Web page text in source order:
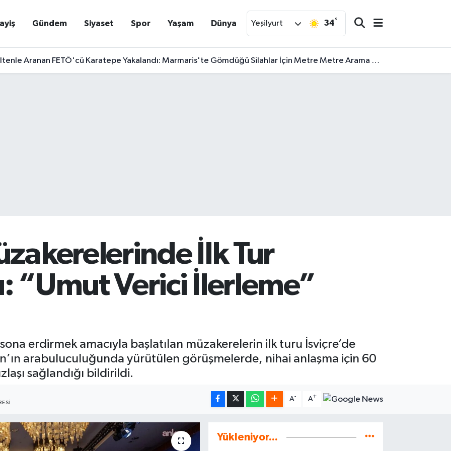
Gündem Siyaset Spor Yaşam Dünya Yeşilyurt 34°
Aranan FETÖ'cü Karatepe Yakalandı: Marmaris'te Gömdüğü Silahlar İçin Metre Metre Arama Başlatıldı
İlk Tur
“Umut Verici İlerleme”
sona erdirmek amacıyla başlatılan müzakerelerin ilk turu İsviçre’de
arabuluculuğunda yürütülen görüşmelerde, nihai anlaşma için 60
sağlandığı bildirildi.
A- A+
Yükleniyor...